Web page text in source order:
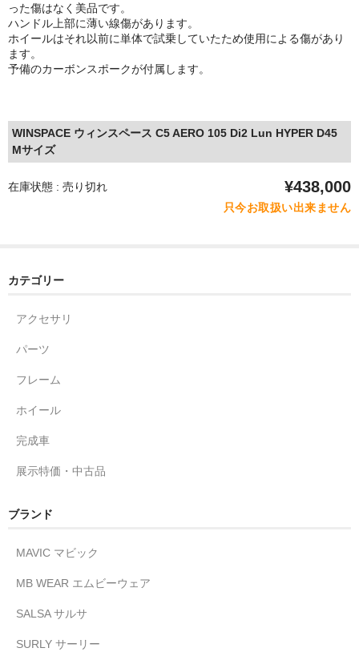
った傷はなく美品です。
ハンドル上部に薄い線傷があります。
ホイールはそれ以前に単体で試乗していたため使用による傷があり
ます。
予備のカーボンスポークが付属します。
WINSPACE ウィンスペース C5 AERO 105 Di2 Lun HYPER D45
Mサイズ
在庫状態 : 売り切れ ¥438,000
只今お取扱い出来ません
カテゴリー
アクセサリ
パーツ
フレーム
ホイール
完成車
展示特価・中古品
ブランド
MAVIC マビック
MB WEAR エムビーウェア
SALSA サルサ
SURLY サーリー